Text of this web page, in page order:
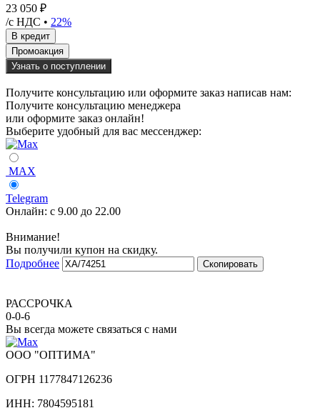
23 050 ₽
/с НДС • 22%
Узнать о поступлении
Получите консультацию или оформите заказ написав нам:
Получите консультацию менеджера
или оформите заказ онлайн!
Выберите удобный для вас мессенджер:
MAX
Telegram
Онлайн: с 9.00 до 22.00
Внимание!
Вы получили купон на скидку.
Подробнее
Скопировать
РАССРОЧКА
0-0-6
Вы всегда можете связаться с нами
ООО "ОПТИМА"
ОГРН 1177847126236
ИНН: 7804595181